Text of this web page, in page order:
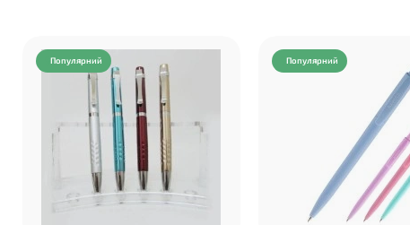
Популярний Популярний